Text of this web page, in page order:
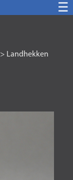
☰
> Landhekken